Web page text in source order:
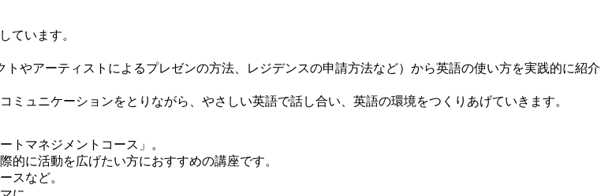
ています。
やアーティストによるプレゼンの方法、レジデンスの申請方法など）から英語の使い方を実践的に紹介
ュニケーションをとりながら、やさしい英語で話し合い、英語の環境をつくりあげていきます。
トマネジメントコース」。
的に活動を広げたい方におすすめの講座です。
スなど。